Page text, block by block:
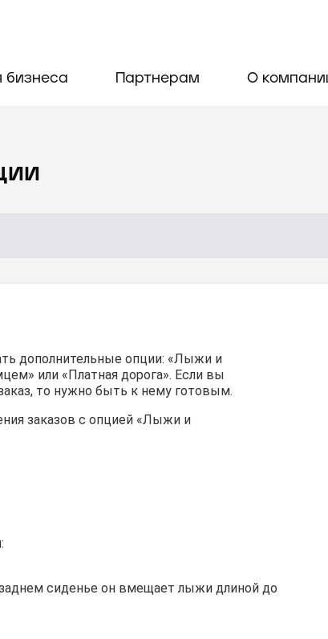
бизнеса Партнерам О
дополнительные опции: «Лыжи и
или «Платная дорога». Если вы
то нужно быть к нему готовым.
заказов с опцией «Лыжи и
сиденье он вмещает лыжи длиной до